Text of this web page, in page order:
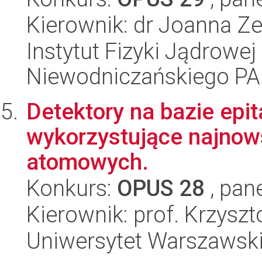
Kierownik: dr Joanna
Instytut Fizyki
Niewodniczańskiego
Detektory na bazie
wykorzystujące
atomowych.
Konkurs: OPUS 28 ,
Kierownik: prof.
Uniwersytet